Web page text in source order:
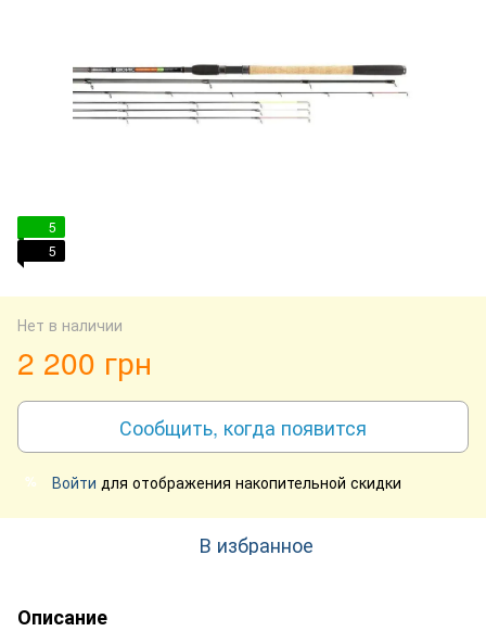
5
5
Нет в наличии
2 200 грн
Сообщить, когда появится
% Войти для отображения накопительной скидки
В избранное
Описание